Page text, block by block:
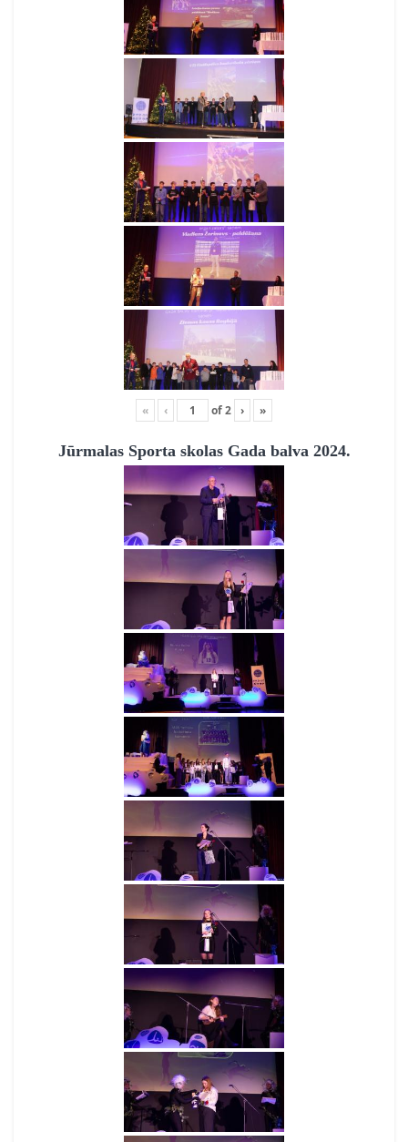
« ‹ of2 › »
Jūrmalas Sporta skolas Gada balva 2024.